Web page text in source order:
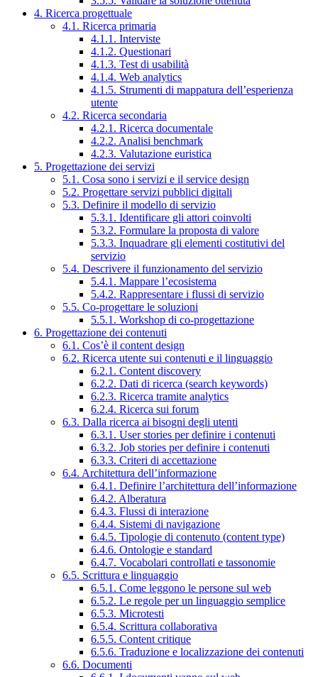
4. Ricerca progettuale
4.1. Ricerca primaria
4.1.1. Interviste
4.1.2. Questionari
4.1.3. Test di usabilità
4.1.4. Web analytics
4.1.5. Strumenti di mappatura dell’esperienza
utente
4.2. Ricerca secondaria
4.2.1. Ricerca documentale
4.2.2. Analisi benchmark
4.2.3. Valutazione euristica
5. Progettazione dei servizi
5.1. Cosa sono i servizi e il service design
5.2. Progettare servizi pubblici digitali
5.3. Definire il modello di servizio
5.3.1. Identificare gli attori coinvolti
5.3.2. Formulare la proposta di valore
5.3.3. Inquadrare gli elementi costitutivi del
servizio
5.4. Descrivere il funzionamento del servizio
5.4.1. Mappare l’ecosistema
5.4.2. Rappresentare i flussi di servizio
5.5. Co-progettare le soluzioni
5.5.1. Workshop di co-progettazione
6. Progettazione dei contenuti
6.1. Cos’è il content design
6.2. Ricerca utente sui contenuti e il linguaggio
6.2.1. Content discovery
6.2.2. Dati di ricerca (search keywords)
6.2.3. Ricerca tramite analytics
6.2.4. Ricerca sui forum
6.3. Dalla ricerca ai bisogni degli utenti
6.3.1. User stories per definire i contenuti
6.3.2. Job stories per definire i contenuti
6.3.3. Criteri di accettazione
6.4. Architettura dell’informazione
6.4.1. Definire l’architettura dell’informazione
6.4.2. Alberatura
6.4.3. Flussi di interazione
6.4.4. Sistemi di navigazione
6.4.5. Tipologie di contenuto (content type)
6.4.6. Ontologie e standard
6.4.7. Vocabolari controllati e tassonomie
6.5. Scrittura e linguaggio
6.5.1. Come leggono le persone sul web
6.5.2. Le regole per un linguaggio semplice
6.5.3. Microtesti
6.5.4. Scrittura collaborativa
6.5.5. Content critique
6.5.6. Traduzione e localizzazione dei contenuti
6.6. Documenti